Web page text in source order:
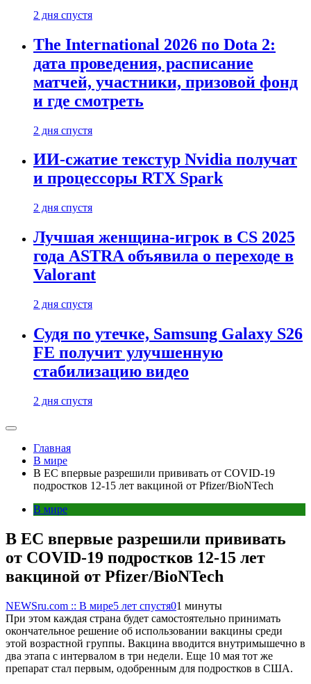
2 дня спустя
The International 2026 по Dota 2:
дата проведения, расписание
матчей, участники, призовой фонд
и где смотреть
2 дня спустя
ИИ-сжатие текстур Nvidia получат
и процессоры RTX Spark
2 дня спустя
Лучшая женщина-игрок в CS 2025
года ASTRA объявила о переходе в
Valorant
2 дня спустя
Судя по утечке, Samsung Galaxy S26
FE получит улучшенную
стабилизацию видео
2 дня спустя
Главная
В мире
В ЕС впервые разрешили прививать от COVID-19
подростков 12-15 лет вакциной от Pfizer/BioNTech
В мире
В ЕС впервые разрешили прививать
от COVID-19 подростков 12-15 лет
вакциной от Pfizer/BioNTech
NEWSru.com :: В мире5 лет спустя01 минуты
При этом каждая страна будет самостоятельно принимать
окончательное решение об использовании вакцины среди
этой возрастной группы. Вакцина вводится внутримышечно в
два этапа с интервалом в три недели. Еще 10 мая тот же
препарат стал первым, одобренным для подростков в США.